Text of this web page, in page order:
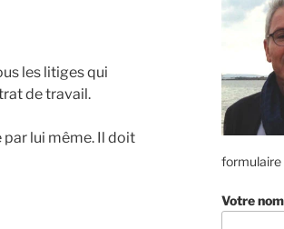
les litiges qui
de travail.
par lui même. Il doit
formulaire
Votre nom